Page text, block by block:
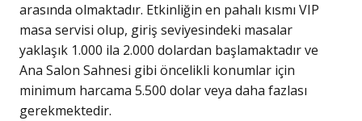
arasında olmaktadır. Etkinliğin en pahalı kısmı VIP
masa servisi olup, giriş seviyesindeki masalar
yaklaşık 1.000 ila 2.000 dolardan başlamaktadır ve
Ana Salon Sahnesi gibi öncelikli konumlar için
minimum harcama 5.500 dolar veya daha fazlası
gerekmektedir.